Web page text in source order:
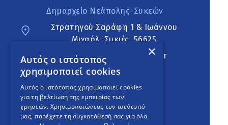
Δημαρχείο Νεάπολης-Συκεών
Στρατηγού Σαράφη 1 & Ιωάννου
Μιχαήλ, Συκιές, 56625
neapoli.sykies@ddt.gov.gr
Ακολουθήστε
English Version
×
Αυτός ο ιστότοπος
χρησιμοποιεί cookies
Αυτός ο ιστότοπος χρησιμοποιεί cookies
για τη βελτίωση της εμπειρίας των
χρηστών. Χρησιμοποιώντας τον ιστότοπό
μας, παρέχετε τη συγκατάθεσή σας για όλα